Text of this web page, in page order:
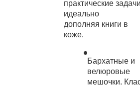
практические
идеально
дополняя книги в
коже.
Бархатные и
велюровые
мешочки.